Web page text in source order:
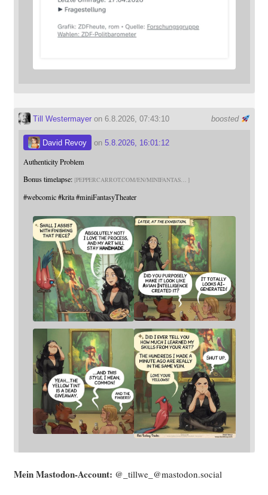
boosted
Till Westermayeron 6.8.2026, 07:43:10
David Revoy on 5.8.2026, 16:01:12
Authenticity Problem
Bonus timelapse: PEPPERCARROT.COM/EN/MINIFANTAS
#webcomic #krita #miniFantasyTheater
Mein Mast­o­don-Account: @_tillwe_@mastodon.social